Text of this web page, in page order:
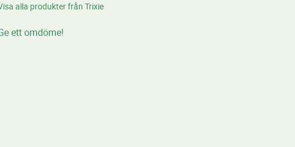
alla produkter från Trixie
ett omdöme!